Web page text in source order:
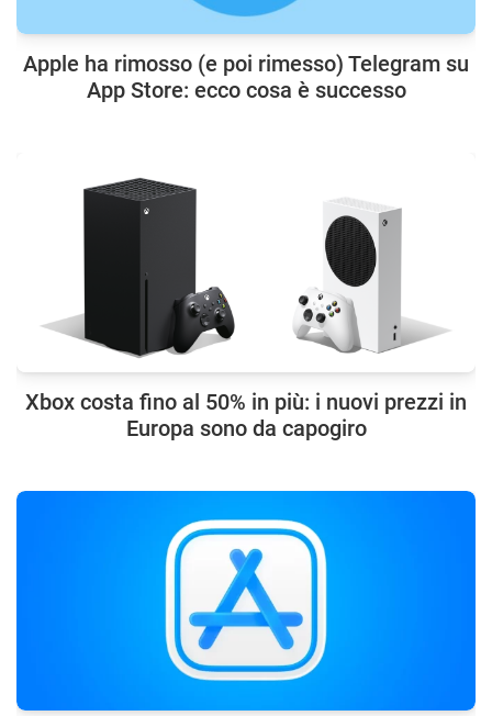
Apple ha rimosso (e poi rimesso) Telegram su
App Store: ecco cosa è successo
Xbox costa fino al 50% in più: i nuovi prezzi in
Europa sono da capogiro